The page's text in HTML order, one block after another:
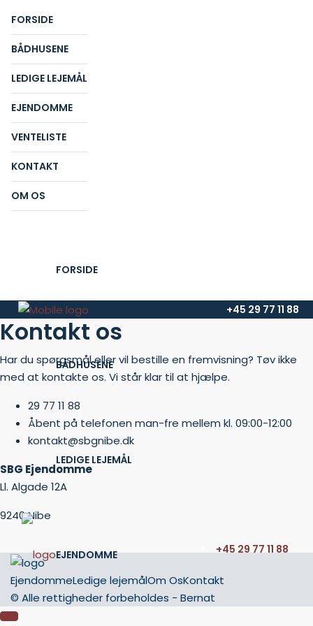
FORSIDE
BÅDHUSENE
LEDIGE LEJEMÅL
EJENDOMME
VENTELISTE
KONTAKT
OM OS
FORSIDE
BÅDHUSENE
LEDIGE LEJEMÅL
EJENDOMME +45 29 77 11 88
+45 29 77 11 88
Kontakt os
Har du spørgsmål eller vil bestille en fremvisning? Tøv ikke
med at kontakte os. Vi står klar til at hjælpe.
29 77 11 88
Åbent på telefonen man-fre mellem kl. 09:00-12:00
kontakt@sbgnibe.dk
SBG Ejendomme
Ll. Algade 12A
9240 Nibe
EjendommeLedige lejemålOm OsKontakt
© Alle rettigheder forbeholdes - Bernat